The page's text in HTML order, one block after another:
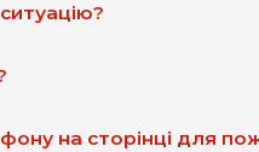
на сторінці для